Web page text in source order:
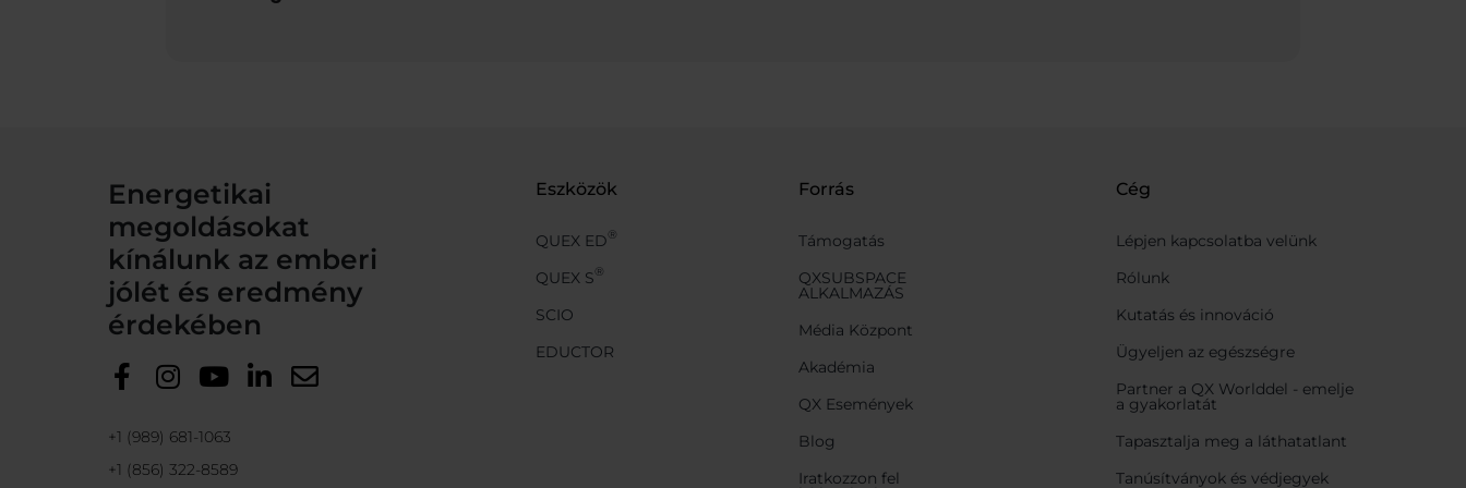
Energetikai
megoldásokat
kínálunk az emberi
jólét és eredmény
érdekében
+1 (989) 681-1063
+1 (856) 322-8589
Eszközök
QUEX ED®
QUEX S®
SCIO
EDUCTOR
Forrás
Támogatás
QXSUBSPACE
ALKALMAZÁS
Média Központ
Akadémia
QX Események
Blog
Iratkozzon fel
Cég
Lépjen kapcsolatba velünk
Rólunk
Kutatás és innováció
Ügyeljen az egészségre
Partner a QX Worlddel - emelje
a gyakorlatát
Tapasztalja meg a láthatatlant
Tanúsítványok és védjegyek